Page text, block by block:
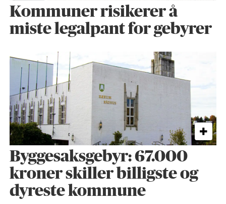
Kommuner risikerer å
miste legalpant for gebyrer
Byggesaks­gebyr: 67.000
kroner skiller billigste og
dyreste kommune